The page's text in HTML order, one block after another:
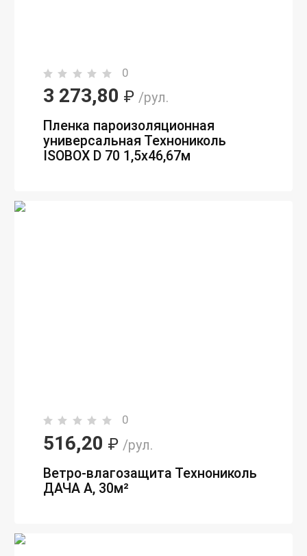
0
3 273,80 ₽ /рул.
Пленка пароизоляционная
универсальная Технониколь
ISOBOX D 70 1,5х46,67м
0
516,20 ₽ /рул.
Ветро-влагозащита Технониколь
ДАЧА А, 30м²